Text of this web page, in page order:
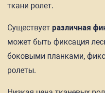
ткани ролет.
Существует различная
может быть фиксация
боковыми планками,
ролеты.